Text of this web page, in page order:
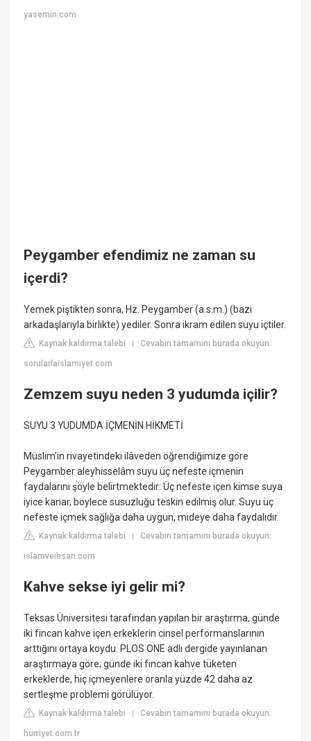
yasemin.com
Peygamber efendimiz ne zaman su
içerdi?
Yemek piştikten sonra, Hz. Peygamber (a.s.m.) (bazı
arkadaşlarıyla birlikte) yediler. Sonra ikram edilen suyu içtiler.
Kaynak kaldırma talebi |Cevabın tamamını burada okuyun:
sorularlaislamiyet.com
Zemzem suyu neden 3 yudumda içilir?
SUYU 3 YUDUMDA İÇMENİN HİKMETİ
Müslim'in rivayetindeki ilâveden öğrendiğimize göre
Peygamber aleyhisselâm suyu üç nefeste içmenin
faydalarını şöyle belirtmektedir: Üç nefeste içen kimse suya
iyice kanar, böylece susuzluğu teskin edilmiş olur. Suyu üç
nefeste içmek sağlığa daha uygun, mideye daha faydalıdır.
Kaynak kaldırma talebi |Cevabın tamamını burada okuyun:
islamveihsan.com
Kahve sekse iyi gelir mi?
Teksas Üniversitesi tarafından yapılan bir araştırma, günde
iki fincan kahve içen erkeklerin cinsel performanslarının
arttığını ortaya koydu. PLOS ONE adlı dergide yayınlanan
araştırmaya göre; günde iki fincan kahve tüketen
erkeklerde, hiç içmeyenlere oranla yüzde 42 daha az
sertleşme problemi görülüyor.
Kaynak kaldırma talebi |Cevabın tamamını burada okuyun:
hurriyet.com.tr